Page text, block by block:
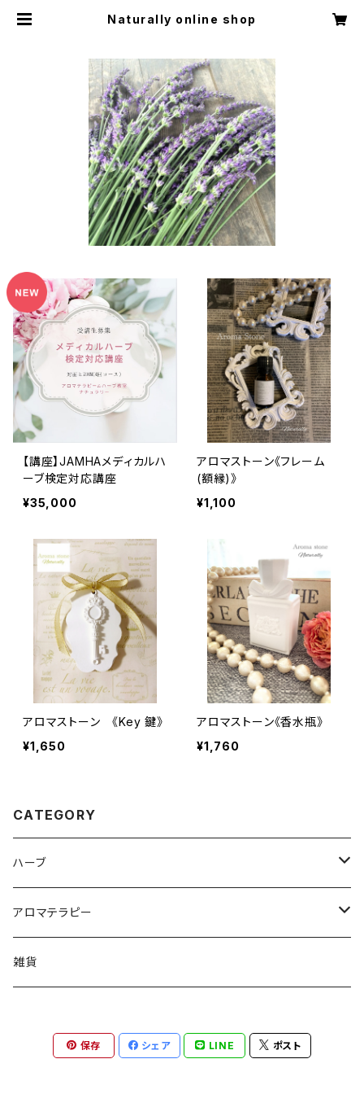
Naturally online shop
【講座】JAMHAメディカルハ
ーブ検定対応講座
¥35,000
アロマストーン《フレーム
(額縁)》
¥1,100
アロマストーン 《Key 鍵》
¥1,650
アロマストーン《香水瓶》
¥1,760
CATEGORY
ハーブ
オリジナルブレンドハーブティー
シングルハーブティー
アロマテラピー
アロマストーン
雑貨
保存 シェア LINE ポスト